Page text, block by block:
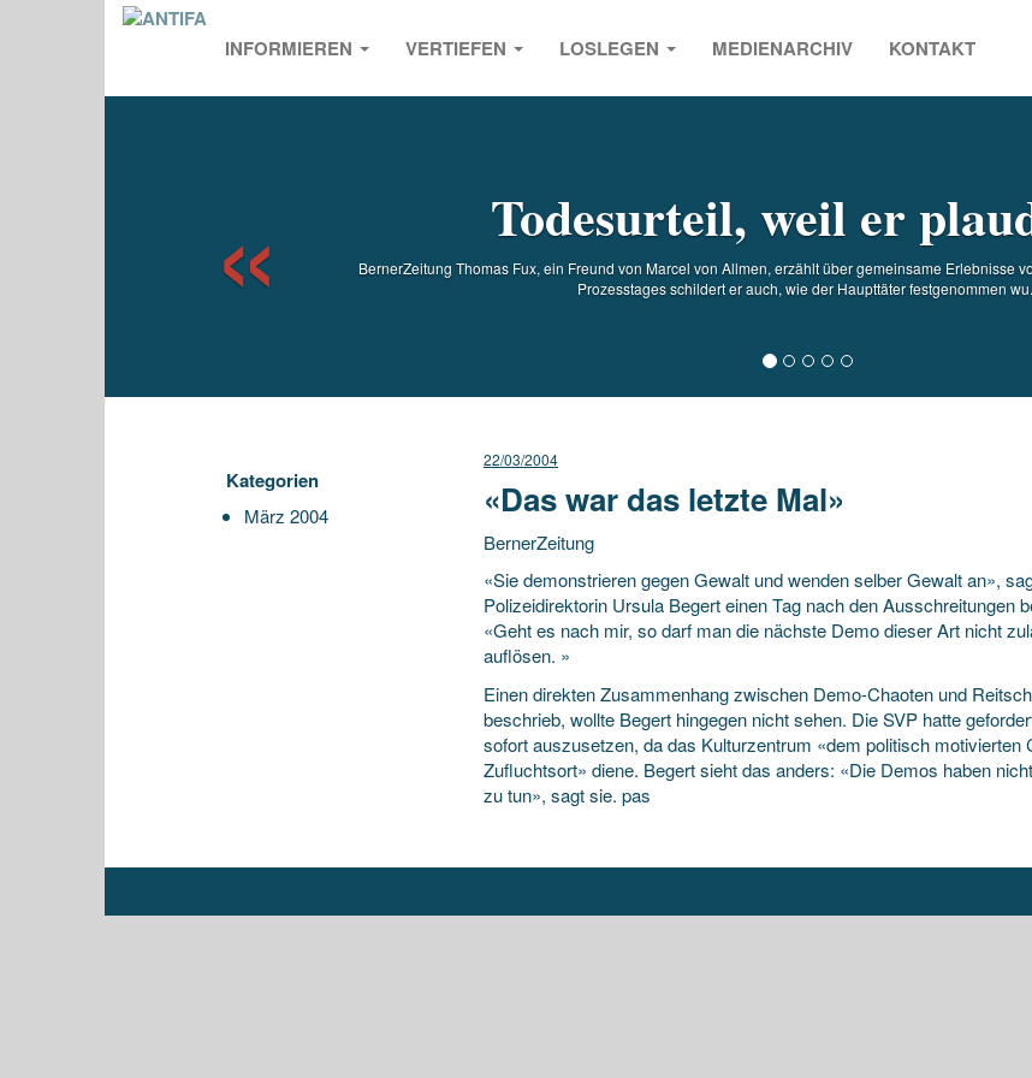
INFORMIEREN VERTIEFEN LOSLEGEN MEDIENARCHIV KONTAKT
Todesurteil, weil er
BernerZeitung Thomas Fux, ein Freund von Marcel von Allmen, erzählt über gemeinsame Erlebnisse
Prozesstages schildert er auch, wie der Haupttäter festgenommen
Kategorien
März 2004
22/03/2004
«Das war das letzte Mal»
BernerZeitung
«Sie demonstrieren gegen Gewalt und wenden selber Gewalt an»,
Polizeidirektorin Ursula Begert einen Tag nach den Ausschreitungen
«Geht es nach mir, so darf man die nächste Demodieser Art nicht
auflösen. »
Einen direkten Zusammenhang zwischen Demo-Chaoten und
beschrieb, wollte Begert hingegen nicht sehen. Die SVP hatte
sofort auszusetzen, da das Kulturzentrum «dem politisch motivierten
Zufluchtsort» diene. Begert sieht das anders: «Die Demos haben
zu tun», sagt sie. pas